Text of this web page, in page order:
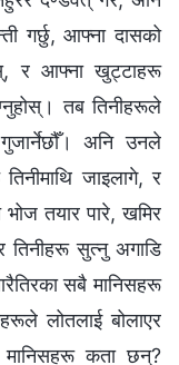
गर्छु, आफ्ना दासको
र आफ्ना खुट्टाहरू
तब तिनीहरूले
अनि उनले
जाइलागे, र
तयार पारे, खमिर
तिनीहरू सुत्‍नु अगाडि
सबै मानिसहरू
लोतलाई बोलाएर
मानिसहरू कता छन्?